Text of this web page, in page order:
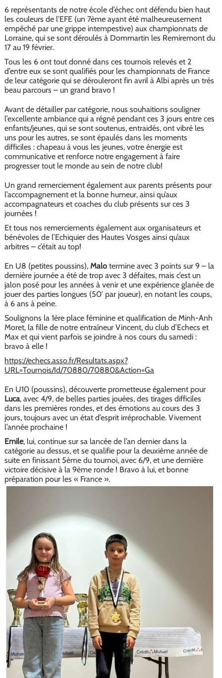
6 représentants de notre école d’échec ont défendu bien haut
les couleurs de l’EFE (un 7ème ayant été malheureusement
empêché par une grippe intempestive) aux championnats de
Lorraine, qui se sont déroulés à Dommartin les Remiremont du
17 au 19 février.
Tous les 6 ont tout donné dans ces tournois relevés et 2
d’entre eux se sont qualifiés pour les championnats de France
de leur catégorie qui se dérouleront fin avril à Albi après un très
beau parcours – un grand bravo !
Avant de détailler par catégorie, nous souhaitions souligner
l’excellente ambiance qui a régné pendant ces 3 jours entre ces
enfants/jeunes, qui se sont soutenus, entraidés, ont vibré les
uns pour les autres, se sont épaulés dans les moments
difficiles : chapeau à vous les jeunes, votre énergie est
communicative et renforce notre engagement à faire
progresser tout le monde au sein de notre club!
Un grand remerciement également aux parents présents pour
l’accompagnement et la bonne humeur, ainsi qu’aux
accompagnateurs et coaches du club présents sur ces 3
journées !
Et tous nos remerciements également aux organisateurs et
bénévoles de l’Echiquier des Hautes Vosges ainsi qu’aux
arbitres – c’était au top!
En U8 (petites poussins),Malotermine avec 3 points sur 9 – la
dernière journée a été de trop avec 3 défaites, mais c’est un
jalon posé pour les années à venir et une expérience glanée de
jouer des parties longues (50′ par joueur), en notant les coups,
à 6 ans à peine.
Soulignons la 1ère place féminine et qualification de Minh-Anh
Moret, la fille de notre entraîneur Vincent, du club d’Echecs et
Max et qui vient parfois se joindre à nos cours du samedi :
bravo à elle !
https://echecs.asso.fr/Resultats.aspx?
URL=Tournois/Id/70880/70880&Action=Ga
En U10 (poussins), découverte prometteuse également pour
Luca, avec 4/9, de belles parties jouées, des tirages difficiles
dans les premières rondes, et des émotions au cours des 3
jours, toujours avec un état d’esprit irréprochable. Vivement
l’année prochaine !
Emile, lui, continue sur sa lancée de l’an dernier dans la
catégorie au dessus, et se qualifie pour la deuxième année de
suite en finissant 5ème du tournoi, avec 6/9, et une dernière
victoire décisive à la 9ème ronde ! Bravo à lui, et bonne
préparation pour les « France ».